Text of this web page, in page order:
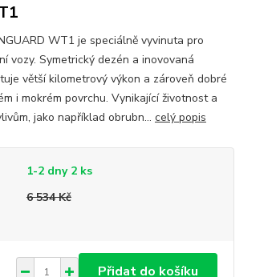
WT1 je speciálně vyvinuta pro
vozy. Symetrický dezén a inovovaná
větší kilometrový výkon a zároveň dobré
i mokrém povrchu. Vynikající životnost a
jako například obrubn... celý popis
1-2 dny 2 ks
6 534 Kč
Přidat do košíku